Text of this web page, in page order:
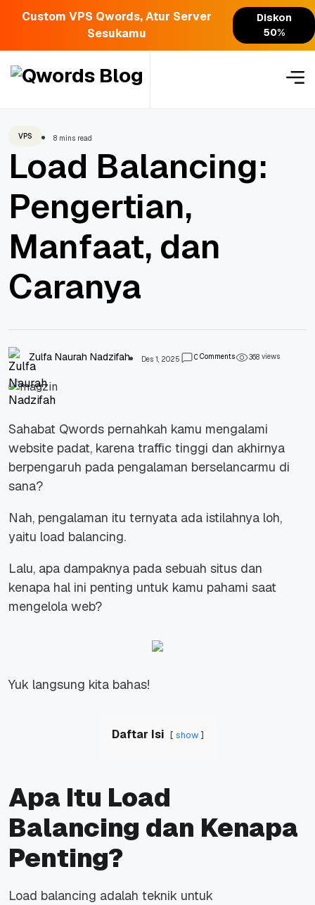
Custom VPS Qwords, Atur Server
Sesukamu
Diskon
50%
VPS 8 mins read
Load Balancing:
Pengertian,
Manfaat, dan
Caranya
Zulfa Naurah Nadzifah Des 1, 2025 0Comments 368views
Sahabat Qwords pernahkah kamu mengalami
website padat, karena traffic tinggi dan akhirnya
berpengaruh pada pengalaman berselancarmu di
sana?
Nah, pengalaman itu ternyata ada istilahnya loh,
yaitu load balancing.
Lalu, apa dampaknya pada sebuah situs dan
kenapa hal ini penting untuk kamu pahami saat
mengelola web?
Yuk langsung kita bahas!
Daftar Isi show
Apa Itu Load
Balancing dan Kenapa
Penting?
Load balancing adalah teknik untuk